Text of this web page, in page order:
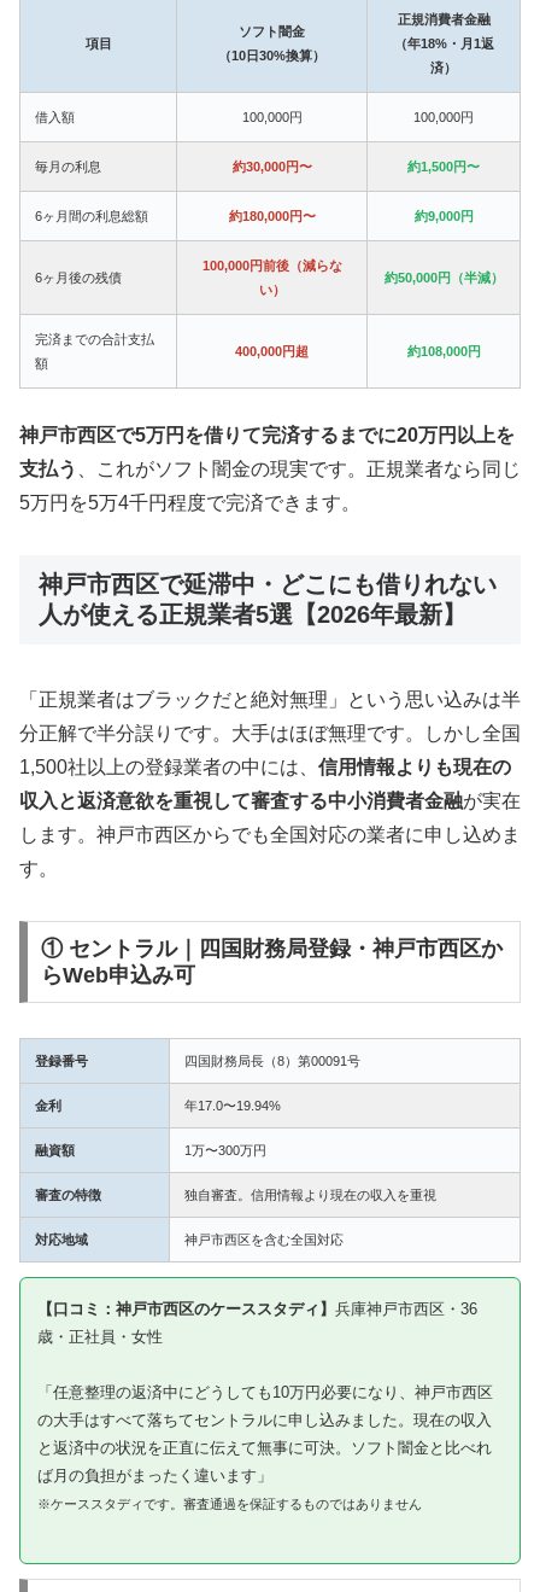
項目
ソフト闇金
（10日30%換算）
正規消費者金融
（年18%・月1返
済）
借入額 100,000円 100,000円
毎月の利息 約30,000円〜 約1,500円〜
6ヶ月間の利息総額 約180,000円〜 約9,000円
6ヶ月後の残債
100,000円前後（減らな
い）
約50,000円（半減）
完済までの合計支払
額
400,000円超 約108,000円
神戸市西区で5万円を借りて完済するまでに20万円以上を
支払う
、これがソフト闇金の現実です。正規業者なら同じ
5万円を5万4千円程度で完済できます。
神戸市西区で延滞中・どこにも借りれない
人が使える正規業者5選【2026年最新】
「正規業者はブラックだと絶対無理」という思い込みは半
分正解で半分誤りです。大手はほぼ無理です。しかし全国
1,500社以上の登録業者の中には、 信用情報よりも現在の
収入と返済意欲を重視して審査する中小消費者金融が実在
します。神戸市西区からでも全国対応の業者に申し込めま
す。
① セントラル｜四国財務局登録・神戸市西区か
らWeb申込み可
登録番号 四国財務局長（8）第00091号
金利 年17.0〜19.94%
融資額 1万〜300万円
審査の特徴 独自審査。信用情報より現在の収入を重視
対応地域 神戸市西区を含む全国対応
【口コミ：神戸市西区のケーススタディ】 兵庫神戸市西区・36
歳・正社員・女性
「任意整理の返済中にどうしても10万円必要になり、神戸市西区
の大手はすべて落ちてセントラルに申し込みました。現在の収入
と返済中の状況を正直に伝えて無事に可決。ソフト闇金と比べれ
ば月の負担がまったく違います」
※ケーススタディです。審査通過を保証するものではありません